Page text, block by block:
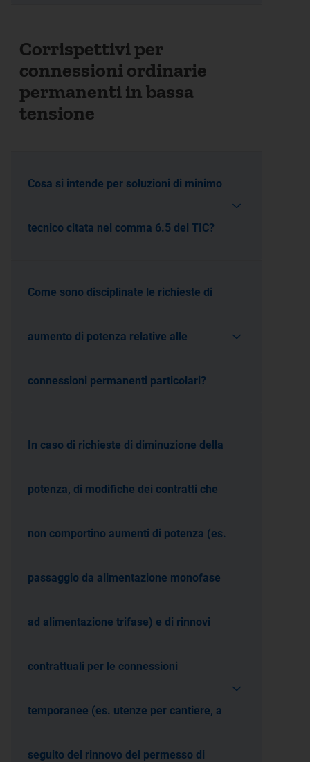
Corrispettivi per
connessioni ordinarie
permanenti in bassa
tensione
Cosa si intende per soluzioni di minimo
tecnico citata nel comma 6.5 del TIC?
Come sono disciplinate le richieste di
aumento di potenza relative alle
connessioni permanenti particolari?
In caso di richieste di diminuzione della
potenza, di modifiche dei contratti che
non comportino aumenti di potenza (es.
passaggio da alimentazione monofase
ad alimentazione trifase) e di rinnovi
contrattuali per le connessioni
temporanee (es. utenze per cantiere, a
seguito del rinnovo del permesso di